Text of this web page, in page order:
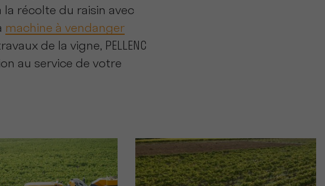
la récolte du raisin avec
machine à vendanger
de la vigne, PELLENC
au service de votre